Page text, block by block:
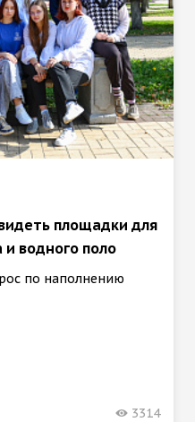
площадки для
водного поло
по наполнению
3314